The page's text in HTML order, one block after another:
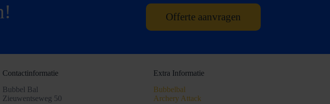
Offerte aanvragen
Contactinformatie
Bubbel Bal
Zieuwentseweg 50
Extra Informatie
Bubbelbal
Archery Attack